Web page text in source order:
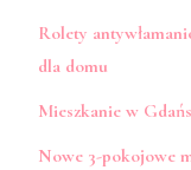
Rolety
dla domu
Mieszkanie w
Nowe 3-pokojowe